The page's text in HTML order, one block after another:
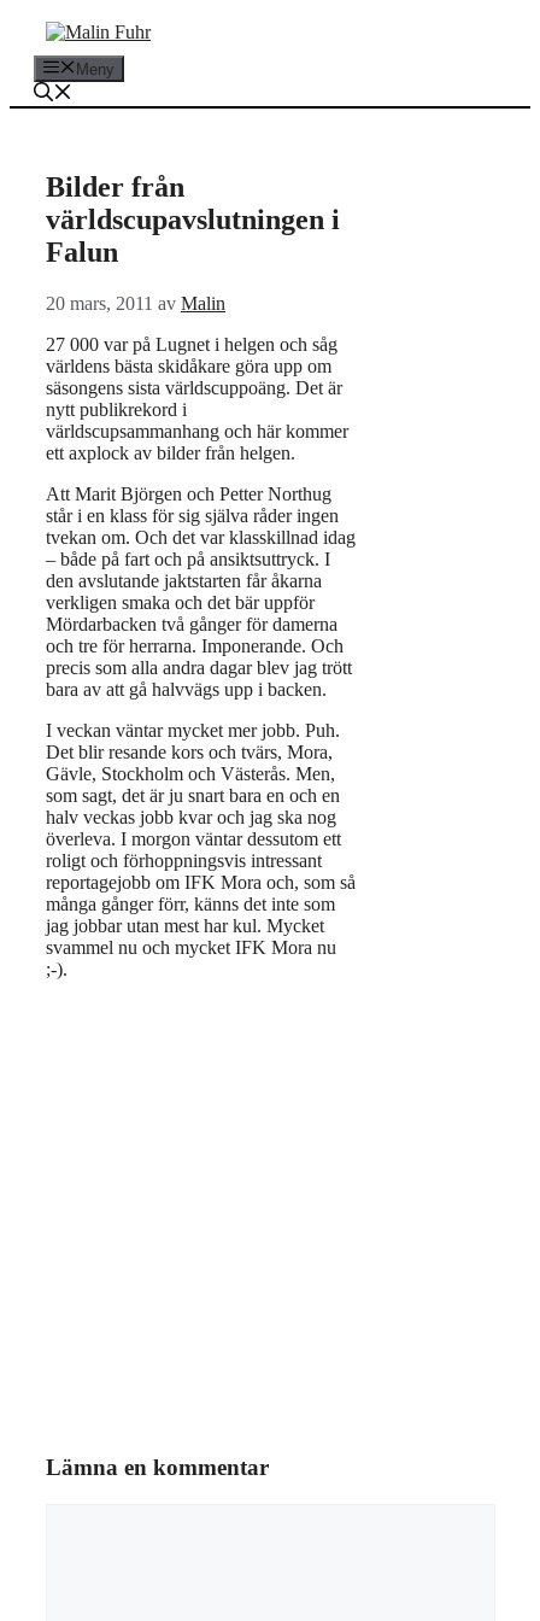
Hoppa
innehåll Meny
Bilder från
världscupavslutningen i
Falun
20 mars, 2011 av Malin
27 000 var på Lugnet i helgen och såg
världens bästa skidåkare göra upp om
säsongens sista världscuppoäng. Det är
nytt publikrekord i
världscupsammanhang och här kommer
ett axplock av bilder från helgen.
Att Marit Björgen och Petter Northug
står i en klass för sig själva råder ingen
tvekan om. Och det var klasskillnad idag
– både på fart och på ansiktsuttryck. I
den avslutande jaktstarten får åkarna
verkligen smaka och det bär uppför
Mördarbacken två gånger för damerna
och tre för herrarna. Imponerande. Och
precis som alla andra dagar blev jag trött
bara av att gå halvvägs upp i backen.
I veckan väntar mycket mer jobb. Puh.
Det blir resande kors och tvärs, Mora,
Gävle, Stockholm och Västerås. Men,
som sagt, det är ju snart bara en och en
halv veckas jobb kvar och jag ska nog
överleva. I morgon väntar dessutom ett
roligt och förhoppningsvis intressant
reportagejobb om IFK Mora och, som så
många gånger förr, känns det inte som
jag jobbar utan mest har kul. Mycket
svammel nu och mycket IFK Mora nu
;-).
Lämna en kommentar